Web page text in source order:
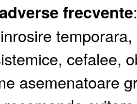
frecvente
cefalee,
asemenatoare